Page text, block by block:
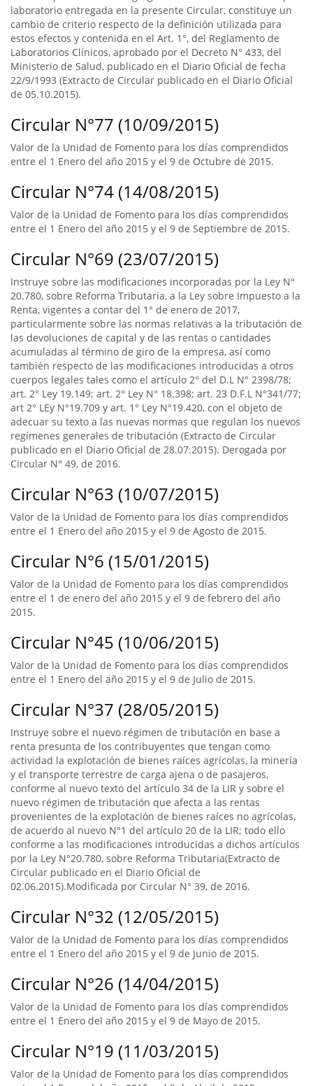
laboratorio entregada en la presente Circular, constituye un
cambio de criterio respecto de la definición utilizada para
estos efectos y contenida en el Art. 1°, del Reglamento de
Laboratorios Clínicos, aprobado por el Decreto N° 433, del
Ministerio de Salud, publicado en el Diario Oficial de fecha
22/9/1993 (Extracto de Circular publicado en el Diario Oficial
de 05.10.2015).
Circular N°77 (10/09/2015)
Valor de la Unidad de Fomento para los días comprendidos
entre el 1 Enero del año 2015 y el 9 de Octubre de 2015.
Circular N°74 (14/08/2015)
Valor de la Unidad de Fomento para los días comprendidos
entre el 1 Enero del año 2015 y el 9 de Septiembre de 2015.
Circular N°69 (23/07/2015)
Instruye sobre las modificaciones incorporadas por la Ley N°
20.780, sobre Reforma Tributaria, a la Ley sobre Impuesto a la
Renta, vigentes a contar del 1° de enero de 2017,
particularmente sobre las normas relativas a la tributación de
las devoluciones de capital y de las rentas o cantidades
acumuladas al término de giro de la empresa, así como
también respecto de las modificaciones introducidas a otros
cuerpos legales tales como el artículo 2° del D.L N° 2398/78;
art. 2° Ley 19.149; art. 2° Ley N° 18.398; art. 23 D.F.L N°341/77;
art 2° LEy N°19.709 y art. 1° Ley N°19.420, con el objeto de
adecuar su texto a las nuevas normas que regulan los nuevos
regímenes generales de tributación (Extracto de Circular
publicado en el Diario Oficial de 28.07.2015). Derogada por
Circular N° 49, de 2016.
Circular N°63 (10/07/2015)
Valor de la Unidad de Fomento para los días comprendidos
entre el 1 Enero del año 2015 y el 9 de Agosto de 2015.
Circular N°6 (15/01/2015)
Valor de la Unidad de Fomento para los días comprendidos
entre el 1 de enero del año 2015 y el 9 de febrero del año
2015.
Circular N°45 (10/06/2015)
Valor de la Unidad de Fomento para los días comprendidos
entre el 1 Enero del año 2015 y el 9 de Julio de 2015.
Circular N°37 (28/05/2015)
Instruye sobre el nuevo régimen de tributación en base a
renta presunta de los contribuyentes que tengan como
actividad la explotación de bienes raíces agrícolas, la minería
y el transporte terrestre de carga ajena o de pasajeros,
conforme al nuevo texto del artículo 34 de la LIR y sobre el
nuevo régimen de tributación que afecta a las rentas
provenientes de la explotación de bienes raíces no agrícolas,
de acuerdo al nuevo N°1 del artículo 20 de la LIR; todo ello
conforme a las modificaciones introducidas a dichos artículos
por la Ley N°20.780, sobre Reforma Tributaria(Extracto de
Circular publicado en el Diario Oficial de
02.06.2015).Modificada por Circular N° 39, de 2016.
Circular N°32 (12/05/2015)
Valor de la Unidad de Fomento para los días comprendidos
entre el 1 Enero del año 2015 y el 9 de Junio de 2015.
Circular N°26 (14/04/2015)
Valor de la Unidad de Fomento para los días comprendidos
entre el 1 Enero del año 2015 y el 9 de Mayo de 2015.
Circular N°19 (11/03/2015)
Valor de la Unidad de Fomento para los días comprendidos